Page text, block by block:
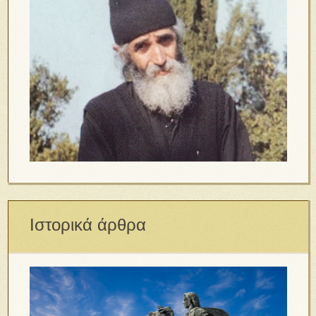
Ιστορικά άρθρα